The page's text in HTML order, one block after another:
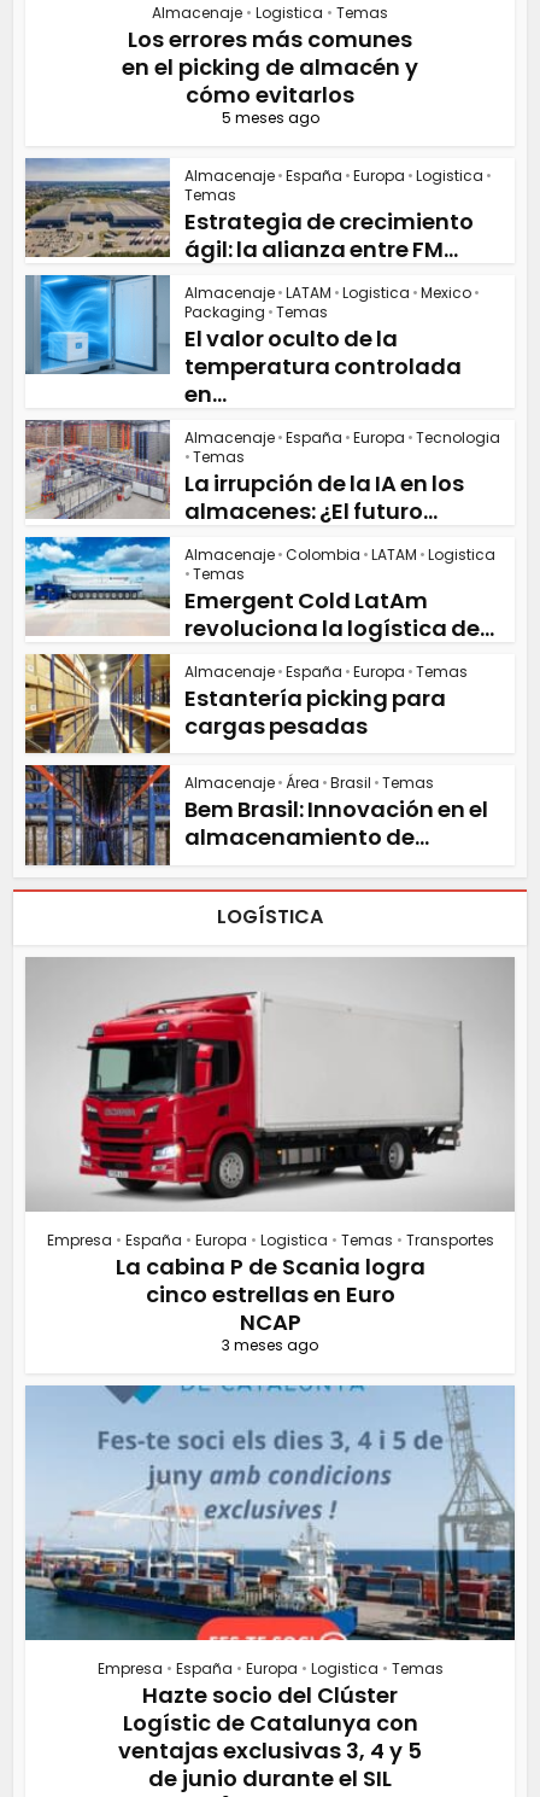
Almacenaje • Logistica • Temas
Los errores más comunes
en el picking de almacén y
cómo evitarlos
5 meses ago
Almacenaje•España •Europa •Logistica •
Temas
Estrategia de crecimiento
ágil: la alianza entre FM...
Almacenaje•LATAM •Logistica •Mexico•
Packaging •Temas
El valor oculto de la
temperatura controlada
en...
Almacenaje•España •Europa •Tecnologia
•Temas
La irrupción de la IA en los
almacenes: ¿El futuro...
Almacenaje•Colombia •LATAM •Logistica
•Temas
Emergent Cold LatAm
revoluciona la logística de...
Almacenaje•España •Europa •Temas
Estantería picking para
cargas pesadas
Almacenaje• Área •Brasil •Temas
Bem Brasil: Innovación en el
almacenamiento de...
LOGÍSTICA
Empresa • España • Europa • Logistica • Temas • Transportes
La cabina P de Scania logra
cinco estrellas en Euro
NCAP
3 meses ago
Empresa • España • Europa • Logistica • Temas
Hazte socio del Clúster
Logístic de Catalunya con
ventajas exclusivas 3, 4 y 5
de junio durante el SIL